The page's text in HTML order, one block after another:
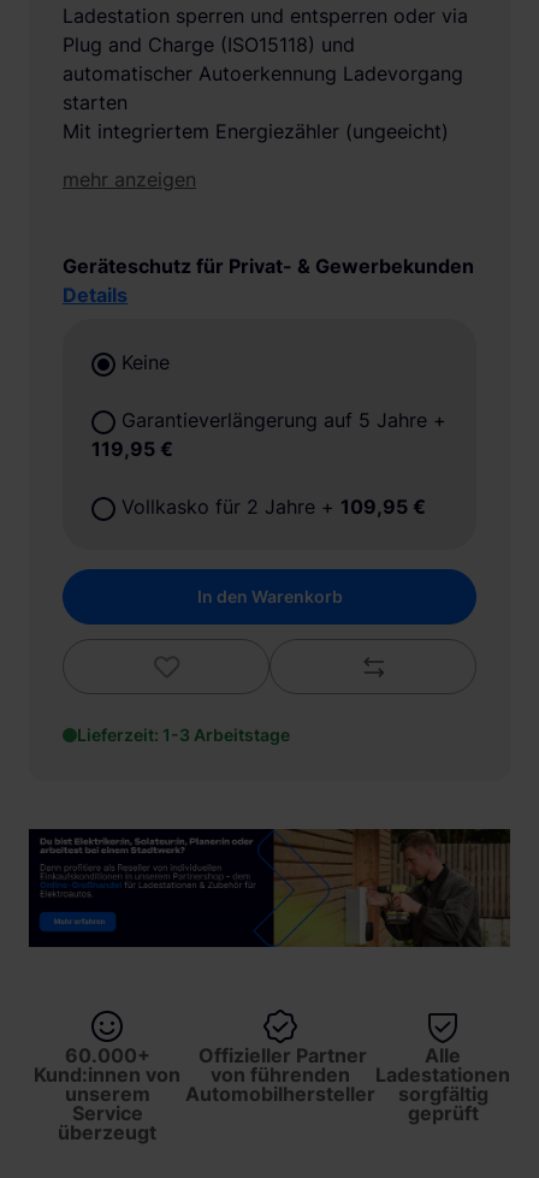
Ladestation sperren und entsperren oder via
Plug and Charge (ISO15118) und
automatischer Autoerkennung Ladevorgang
starten
Mit integriertem Energiezähler (ungeeicht)
mehr anzeigen
Geräteschutz für Privat- & Gewerbekunden
Details
Keine
Garantieverlängerung auf 5 Jahre +
119,95 €
Vollkasko für 2 Jahre + 109,95 €
In den Warenkorb
Lieferzeit: 1-3 Arbeitstage
60.000+
Kund:innen von
unserem
Service
überzeugt
Offizieller Partner
von führenden
Automobilhersteller
Alle
Ladestationen
sorgfältig
geprüft